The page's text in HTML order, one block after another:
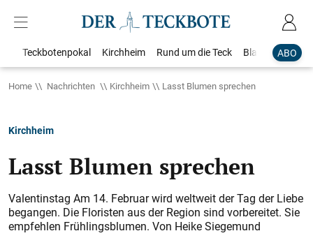
ABO
Teckbotenpokal Kirchheim Rund um die Teck Blaulicht
Home Nachrichten Kirchheim Lasst Blumen sprechen
Kirchheim
Lasst Blumen sprechen
Valentinstag Am 14. Februar wird weltweit der Tag der Liebe
begangen. Die Floristen aus der Region sind vorbereitet. Sie
empfehlen Frühlingsblumen. Von Heike Siegemund